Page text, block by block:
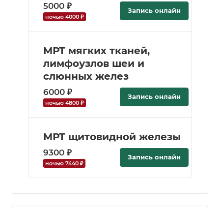
5000 ₽
ночью 4000 ₽
Запись онлайн
МРТ мягких тканей,
лимфоузлов шеи и
слюнных желез
6000 ₽
ночью 4800 ₽
Запись онлайн
МРТ щитовидной железы
9300 ₽
ночью 7440 ₽
Запись онлайн